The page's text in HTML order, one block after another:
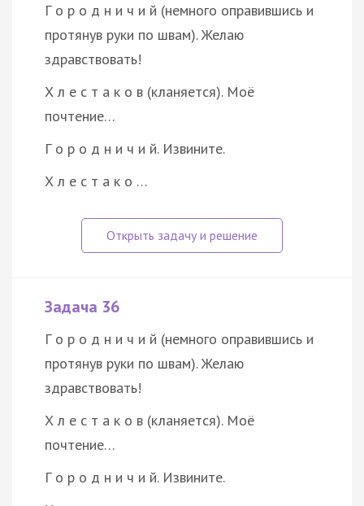
Г о р о д н и ч и й (немного оправившись и
протянув руки по швам). Желаю
здравствовать!
Х л е с т а к о в (кланяется). Моё
почтение…
Г о р о д н и ч и й. Извините.
Х л е с т а к о …
Задача 36
Г о р о д н и ч и й (немного оправившись и
протянув руки по швам). Желаю
здравствовать!
Х л е с т а к о в (кланяется). Моё
почтение…
Г о р о д н и ч и й. Извините.